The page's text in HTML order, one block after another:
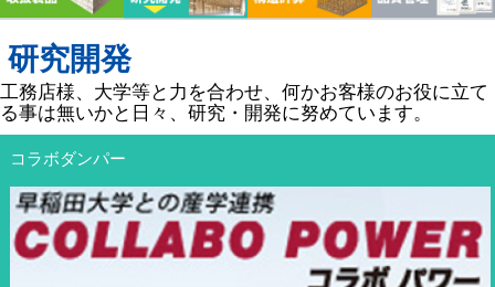
研究開発
工務店様、大学等と力を合わせ、何かお客様のお役に立て
る事は無いかと日々、研究・開発に努めています。
コラボダンパー